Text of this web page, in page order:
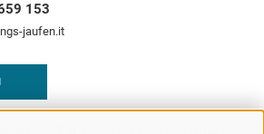
153
jaufen.it